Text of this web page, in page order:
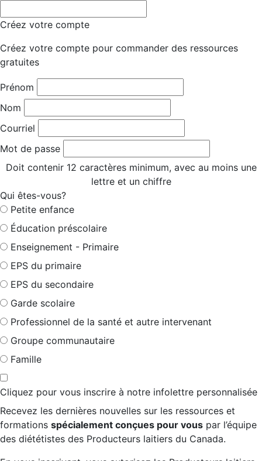
Créez votre compte
Créez votre compte pour commander des ressources
gratuites
Prénom
Nom
Courriel
Mot de passe
Doit contenir 12 caractères minimum, avec au moins une
lettre et un chiffre
Qui êtes-vous?
Petite enfance
Éducation préscolaire
Enseignement - Primaire
EPS du primaire
EPS du secondaire
Garde scolaire
Professionnel de la santé et autre intervenant
Groupe communautaire
Famille
Cliquez pour vous inscrire à notre infolettre personnalisée
Recevez les dernières nouvelles sur les ressources et
formations spécialement conçues pour vous par l’équipe
des diététistes des Producteurs laitiers du Canada.